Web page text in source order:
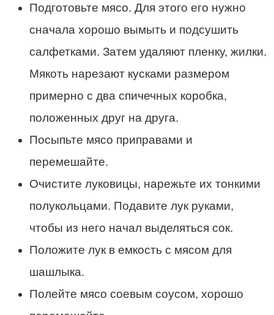
Подготовьте мясо. Для этого его нужно
сначала хорошо вымыть и подсушить
салфетками. Затем удаляют пленку, жилки.
Мякоть нарезают кусками размером
примерно с два спичечных коробка,
положенных друг на друга.
Посыпьте мясо приправами и
перемешайте.
Очистите луковицы, нарежьте их тонкими
полукольцами. Подавите лук руками,
чтобы из него начал выделяться сок.
Положите лук в емкость с мясом для
шашлыка.
Полейте мясо соевым соусом, хорошо